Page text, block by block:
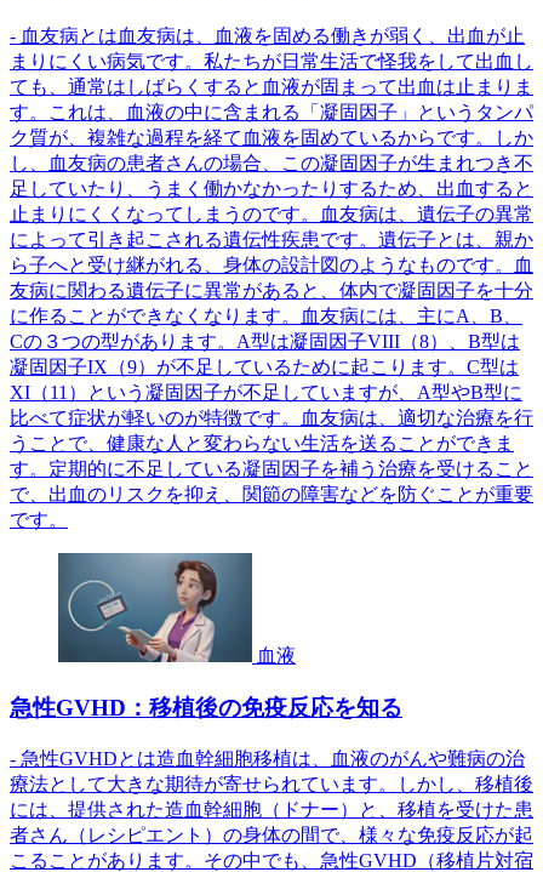
- 血友病とは血友病は、血液を固める働きが弱く、出血が止
まりにくい病気です。私たちが日常生活で怪我をして出血し
ても、通常はしばらくすると血液が固まって出血は止まりま
す。これは、血液の中に含まれる「凝固因子」というタンパ
ク質が、複雑な過程を経て血液を固めているからです。しか
し、血友病の患者さんの場合、この凝固因子が生まれつき不
足していたり、うまく働かなかったりするため、出血すると
止まりにくくなってしまうのです。血友病は、遺伝子の異常
によって引き起こされる遺伝性疾患です。遺伝子とは、親か
ら子へと受け継がれる、身体の設計図のようなものです。血
友病に関わる遺伝子に異常があると、体内で凝固因子を十分
に作ることができなくなります。血友病には、主にA、B、
Cの３つの型があります。A型は凝固因子VIII（8）、B型は
凝固因子IX（9）が不足しているために起こります。C型は
XI（11）という凝固因子が不足していますが、A型やB型に
比べて症状が軽いのが特徴です。血友病は、適切な治療を行
うことで、健康な人と変わらない生活を送ることができま
す。定期的に不足している凝固因子を補う治療を受けること
で、出血のリスクを抑え、関節の障害などを防ぐことが重要
です。
血液
急性GVHD：移植後の免疫反応を知る
- 急性GVHDとは造血幹細胞移植は、血液のがんや難病の治
療法として大きな期待が寄せられています。しかし、移植後
には、提供された造血幹細胞（ドナー）と、移植を受けた患
者さん（レシピエント）の身体の間で、様々な免疫反応が起
こることがあります。その中でも、急性GVHD（移植片対宿